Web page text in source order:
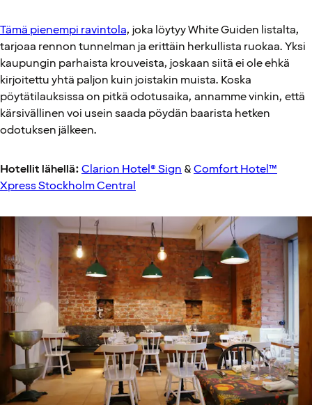
Tämä pienempi ravintola, joka löytyy White Guiden listalta,
tarjoaa rennon tunnelman ja erittäin herkullista ruokaa. Yksi
kaupungin parhaista krouveista, joskaan siitä ei ole ehkä
kirjoitettu yhtä paljon kuin joistakin muista. Koska
pöytätilauksissa on pitkä odotusaika, annamme vinkin, että
kärsivällinen voi usein saada pöydän baarista hetken
odotuksen jälkeen.
Hotellit lähellä:Clarion Hotel® Sign &Comfort Hotel™
Xpress Stockholm Central